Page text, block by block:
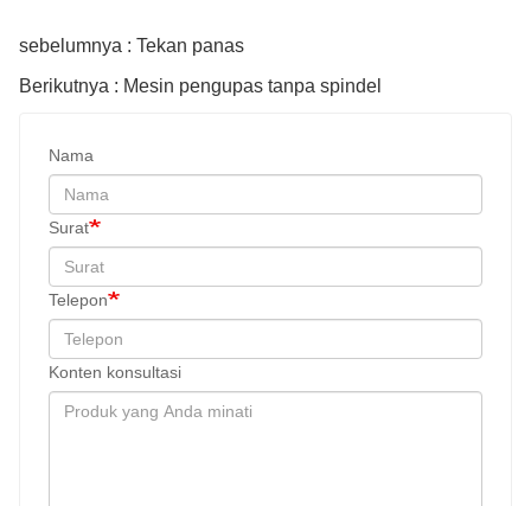
sebelumnya : Tekan panas
Berikutnya : Mesin pengupas tanpa spindel
Nama
Surat
Telepon
Konten konsultasi